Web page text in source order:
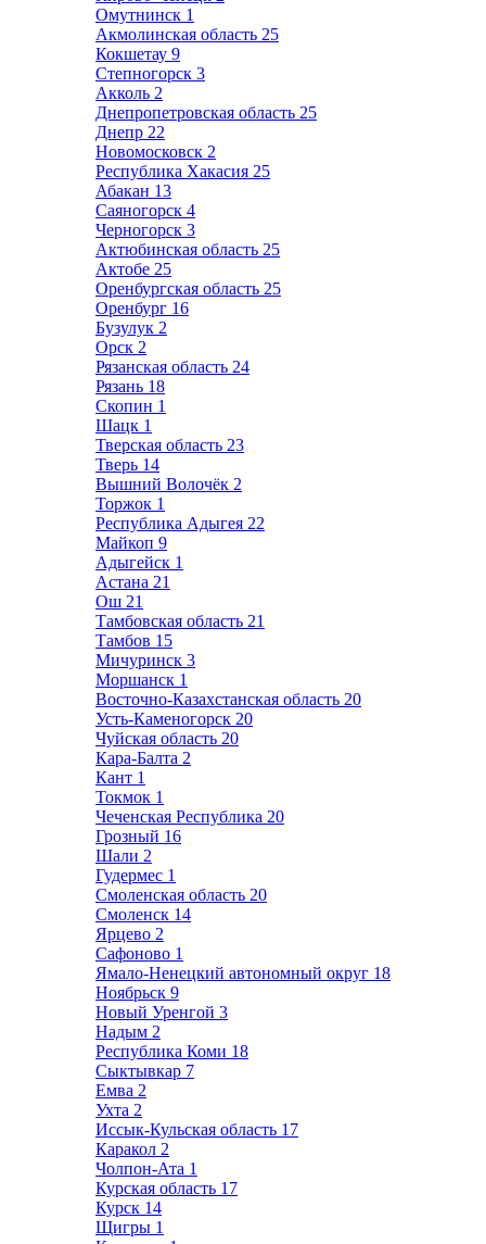
Омутнинск 1
Акмолинская область 25
Кокшетау 9
Степногорск 3
Акколь 2
Днепропетровская область 25
Днепр 22
Новомосковск 2
Республика Хакасия 25
Абакан 13
Саяногорск 4
Черногорск 3
Актюбинская область 25
Актобе 25
Оренбургская область 25
Оренбург 16
Бузулук 2
Орск 2
Рязанская область 24
Рязань 18
Скопин 1
Шацк 1
Тверская область 23
Тверь 14
Вышний Волочёк 2
Торжок 1
Республика Адыгея 22
Майкоп 9
Адыгейск 1
Астана 21
Ош 21
Тамбовская область 21
Тамбов 15
Мичуринск 3
Моршанск 1
Восточно-Казахстанская область 20
Усть-Каменогорск 20
Чуйская область 20
Кара-Балта 2
Кант 1
Токмок 1
Чеченская Республика 20
Грозный 16
Шали 2
Гудермес 1
Смоленская область 20
Смоленск 14
Ярцево 2
Сафоново 1
Ямало-Ненецкий автономный округ 18
Ноябрьск 9
Новый Уренгой 3
Надым 2
Республика Коми 18
Сыктывкар 7
Емва 2
Ухта 2
Иссык-Кульская область 17
Каракол 2
Чолпон-Ата 1
Курская область 17
Курск 14
Щигры 1